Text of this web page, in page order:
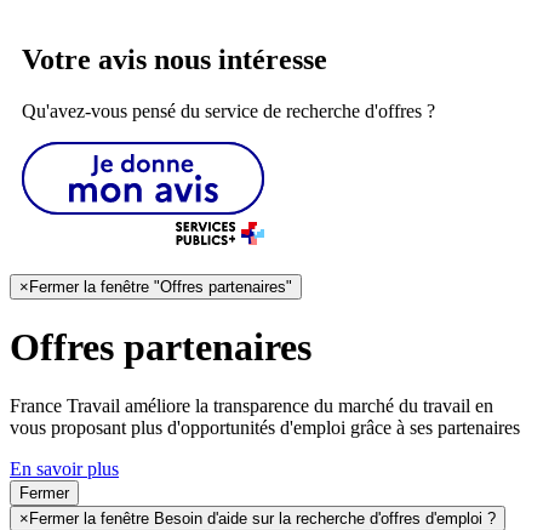
Votre avis nous intéresse
Qu'avez-vous pensé du service de recherche d'offres ?
×Fermer la fenêtre "Offres partenaires"
Offres partenaires
France Travail améliore la transparence du marché du travail en
vous proposant plus d'opportunités d'emploi grâce à ses partenaires
En savoir plus
Fermer
× Fermer la fenêtre Besoin d'aide sur la recherche d'offres d'emploi ?